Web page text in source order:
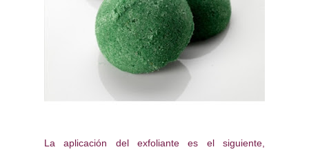
La aplicación del exfoliante es el siguiente,